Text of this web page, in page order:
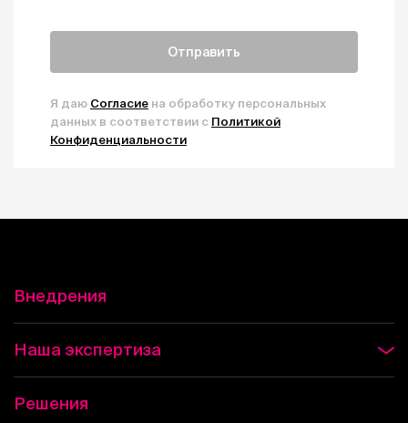
Отправить
Я даю Согласие на обработку персональных
данных в соответствии с Политикой
Конфиденциальности
Внедрения
Наша экспертиза
Решения